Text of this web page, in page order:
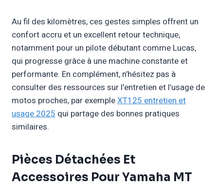
Au fil des kilomètres, ces gestes simples offrent un
confort accru et un excellent retour technique,
notamment pour un pilote débutant comme Lucas,
qui progresse grâce à une machine constante et
performante. En complément, n’hésitez pas à
consulter des ressources sur l’entretien et l’usage de
motos proches, par exempleXT125 entretien et
usage 2025 qui partage des bonnes pratiques
similaires.
Pièces Détachées Et
Accessoires Pour Yamaha MT